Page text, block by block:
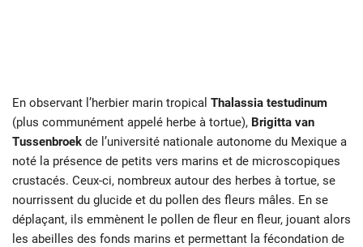
En observant l’herbier marin tropical Thalassia testudinum
(plus communément appelé herbe à tortue), Brigitta van
Tussenbroek de l’université nationale autonome du Mexique a
noté la présence de petits vers marins et de microscopiques
crustacés. Ceux-ci, nombreux autour des herbes à tortue, se
nourrissent du glucide et du pollen des fleurs mâles. En se
déplaçant, ils emmènent le pollen de fleur en fleur, jouant alors
les abeilles des fonds marins et permettant la fécondation de